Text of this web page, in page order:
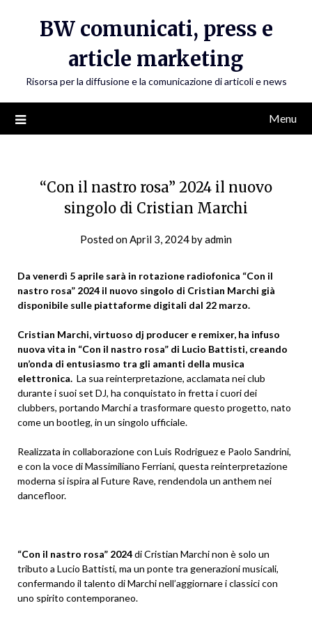
BW comunicati, press e
article marketing
Risorsa per la diffusione e la comunicazione di articoli e news
Menu
“Con il nastro rosa” 2024 il nuovo
singolo di Cristian Marchi
Posted onApril 3, 2024byadmin
Da venerdì 5 aprile sarà in rotazione radiofonica “Con il
nastro rosa” 2024 il nuovo singolo di Cristian Marchi già
disponibile sulle piattaforme digitali dal 22 marzo.
Cristian Marchi, virtuoso dj producer e remixer, ha infuso
nuova vita in “Con il nastro rosa” di Lucio Battisti, creando
un’onda di entusiasmo tra gli amanti della musica
elettronica. La sua reinterpretazione, acclamata nei club
durante i suoi set DJ, ha conquistato in fretta i cuori dei
clubbers, portando Marchi a trasformare questo progetto, nato
come un bootleg, in un singolo ufficiale.
Realizzata in collaborazione con Luis Rodriguez e Paolo Sandrini,
e con la voce di Massimiliano Ferriani, questa reinterpretazione
moderna si ispira al Future Rave, rendendola un anthem nei
dancefloor.
“Con il nastro rosa” 2024di Cristian Marchi non è solo un
tributo a Lucio Battisti, ma un ponte tra generazioni musicali,
confermando il talento di Marchi nell’aggiornare i classici con
uno spirito contemporaneo.